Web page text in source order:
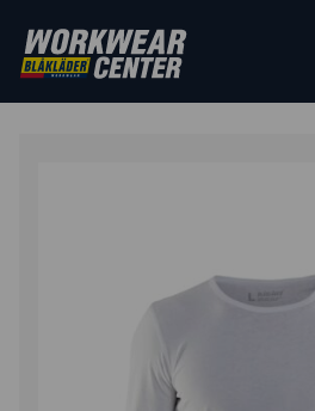
HOME/BOVENKLEDING